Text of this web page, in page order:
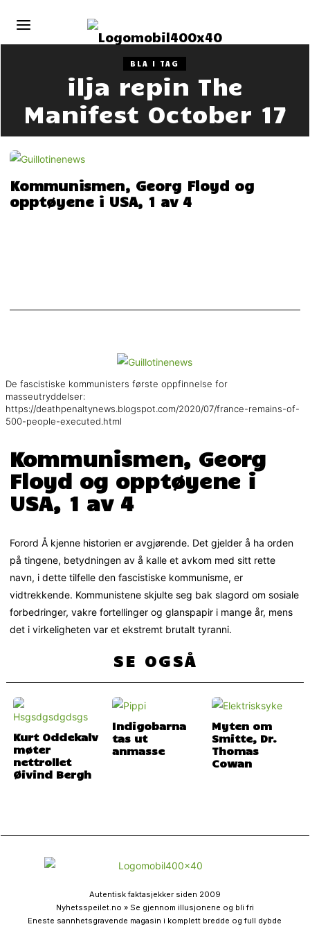
BLA I TAG
ilja repin The
Manifest October 17
Kommunismen, Georg Floyd og
opptøyene i USA, 1 av 4
De fascistiske kommunisters første oppfinnelse for
masseutryddelser:
https://deathpenaltynews.blogspot.com/2020/07/france-remains-of-
500-people-executed.html
Kommunismen, Georg
Floyd og opptøyene i
USA, 1 av 4
Forord Å kjenne historien er avgjørende. Det gjelder å ha orden
på tingene, betydningen av å kalle et avkom med sitt rette
navn, i dette tilfelle den fascistiske kommunisme, er
vidtrekkende. Kommunistene skjulte seg bak slagord om sosiale
forbedringer, vakre fortellinger og glanspapir i mange år, mens
det i virkeligheten var et ekstremt brutalt tyranni.
SE OGSÅ
Kurt Oddekalv
møter
nettrollet
Øivind Bergh
Indigobarna
tas ut
anmasse
Myten om
Smitte, Dr.
Thomas
Cowan
Autentisk faktasjekker siden 2009
Nyhetsspeilet.no » Se gjennom illusjonene og bli fri
Eneste sannhetsgravende magasin i komplett bredde og full dybde